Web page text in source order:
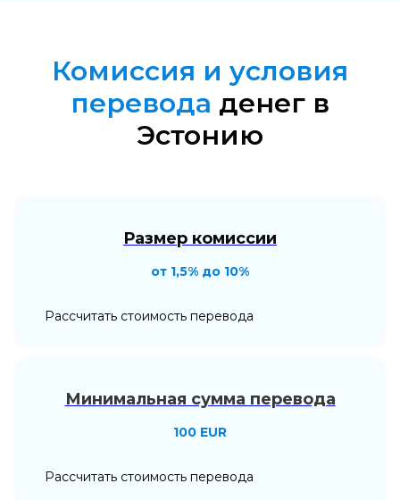
Комиссия и условия
перевода денег в
Эстонию
Размер комиссии
от 1,5% до 10%
Рассчитать стоимость перевода
Минимальная сумма перевода
100 EUR
Рассчитать стоимость перевода